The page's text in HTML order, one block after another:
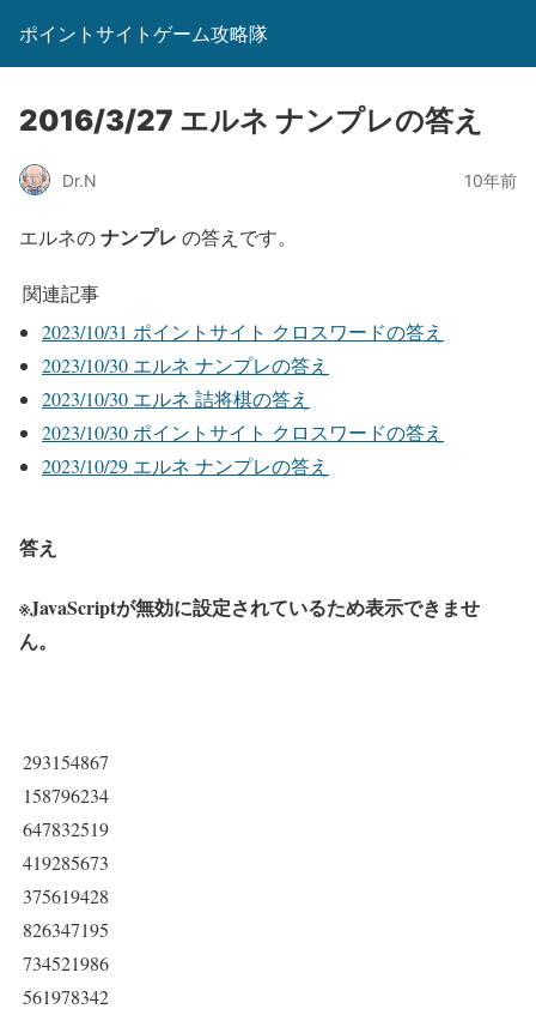
ポイントサイトゲーム攻略隊
2016/3/27 エルネ ナンプレの答え
Dr.N 10年前
エルネのナンプレ の答えです。
関連記事
2023/10/31 ポイントサイト クロスワードの答え
2023/10/30 エルネ ナンプレの答え
2023/10/30 エルネ 詰将棋の答え
2023/10/30 ポイントサイト クロスワードの答え
2023/10/29 エルネ ナンプレの答え
答え
※JavaScriptが無効に設定されているため表示できませ
ん。
293154867
158796234
647832519
419285673
375619428
826347195
734521986
561978342